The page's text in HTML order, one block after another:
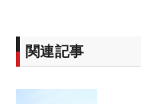
関連記事